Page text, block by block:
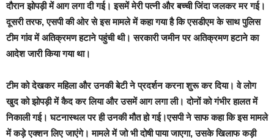
दौरान झोपड़ी में आग लगा दी गई। इसमें मेरी पत्नी और बच्ची जिंदा जलकर मर गई।
दूसरी तरफ, एसपी की ओर से इस मामले में कहा गया है कि एसडीएम के साथ पुलिस
टीम गांव में अतिक्रमण हटाने पहुंची थी। सरकारी जमीन पर अतिक्रमण हटाने का
आदेश जारी किया गया था।
टीम को देखकर महिला और उनकी बेटी ने प्रदर्शन करना शुरू कर दिया। वे लोग
खुद को झोपड़ी में कैद कर लिया और उसमें आग लगा ली। दोनों को गंभीर हालत में
निकाली गई। घटनास्थल पर ही उनकी मौत हो गई।एसपी ने साफ कहा कि इस मामले
में कड़े एक्शन लिए जाएंगे। मामले में जो भी दोषी पाया जाएगा, उसके खिलाफ कड़ी